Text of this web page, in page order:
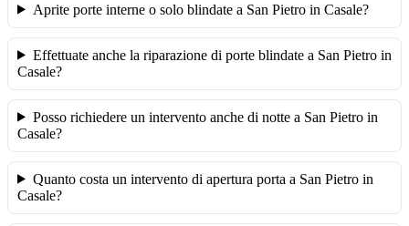
Aprite porte interne o solo blindate a San Pietro in Casale?
Effettuate anche la riparazione di porte blindate a San Pietro in
Casale?
Posso richiedere un intervento anche di notte a San Pietro in
Casale?
Quanto costa un intervento di apertura porta a San Pietro in
Casale?